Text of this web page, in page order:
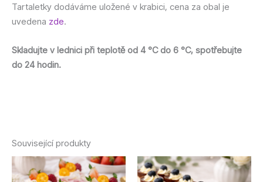
Tartaletky dodáváme uložené v krabici, cena za obal je
uvedena zde.
Skladujte v lednici při teplotě od 4 °C do 6 °C, spotřebujte
do 24 hodin.
Související produkty